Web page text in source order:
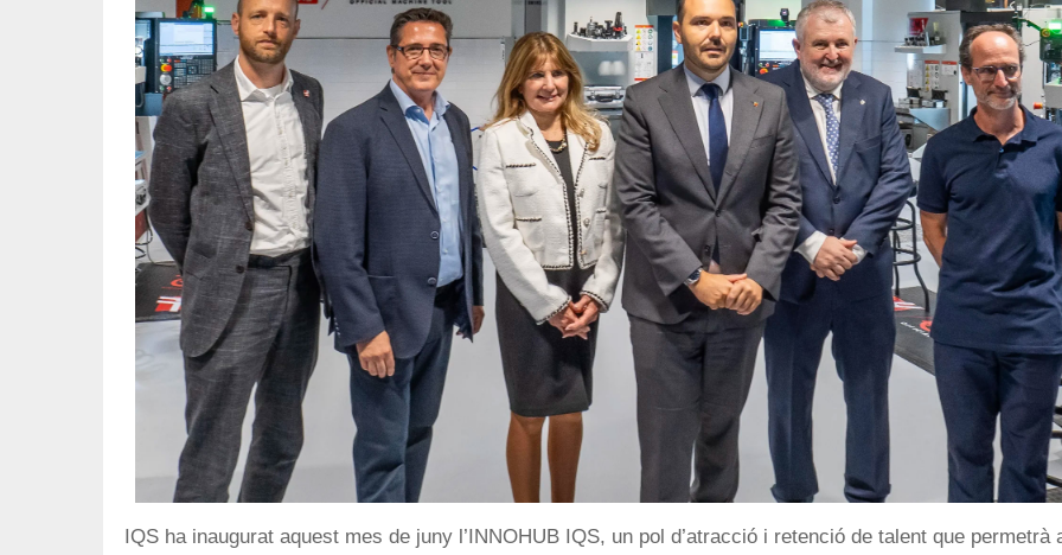
IQS ha inaugurat aquest mes de juny l’INNOHUB IQS, un pol d’atracció i retenció de talent que permetrà